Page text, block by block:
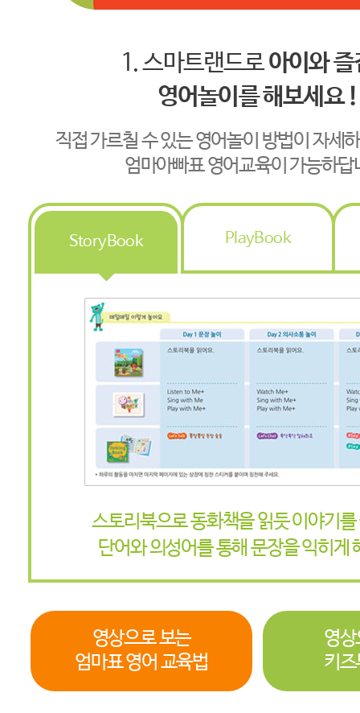
1. 스마트랜드로아이와 즐
영어놀이를 해보세요 !
직접 가르칠 수 있는 영어놀이 방법이 자세
엄마아빠표 영어교육이 가능하답
StoryBook PlayBook
스토리북으로 동화책을 읽듯 이야기
단어와 의성어를 통해 문장을 익히게
영상으로 보는
엄마표 영어 교육법
영
키